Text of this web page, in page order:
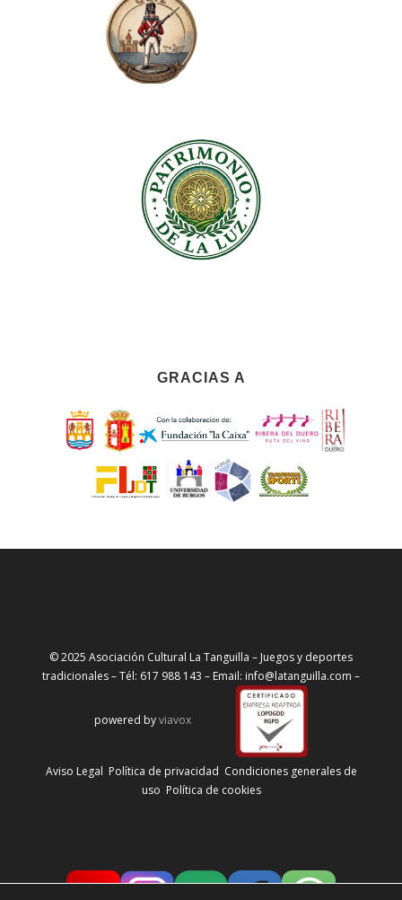
GRACIAS A
© 2025 Asociación Cultural La Tanguilla – Juegos y deportes
tradicionales – Tél: 617 988 143 – Email: info@latanguilla.com –
powered byviavox
Aviso Legal Política de privacidad Condiciones generales de
uso Política de cookies